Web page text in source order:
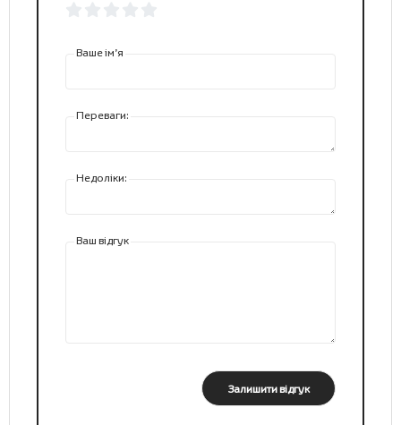
Ваше ім’я
Переваги:
Недоліки:
Ваш відгук
Залишити відгук